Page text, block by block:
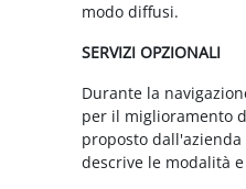
modo diffusi.
SERVIZI OPZIONALI
Durante la
per il miglioramento
proposto
descrive le modalità